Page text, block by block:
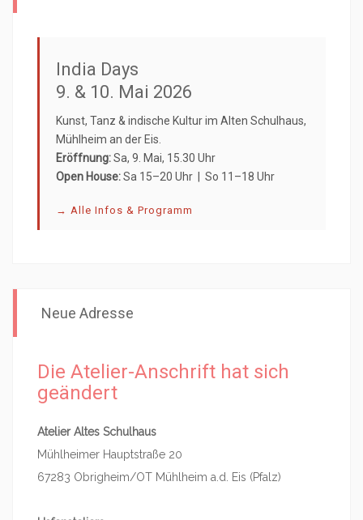
India Days
9. & 10. Mai 2026
Kunst, Tanz & indische Kultur im Alten Schulhaus,
Mühlheim an der Eis.
Eröffnung:Sa, 9. Mai, 15.30 Uhr
Open House:Sa 15–20 Uhr | So 11–18 Uhr
→ Alle Infos & Programm
Neue Adresse
Die Atelier-Anschrift hat sich
geändert
Atelier Altes Schulhaus
Mühlheimer Hauptstraße 20
67283 Obrigheim/OT Mühlheim a.d. Eis (Pfalz)